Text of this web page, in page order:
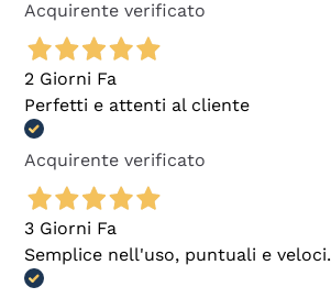
Acquirente verificato
2 Giorni Fa
Perfetti e attenti al cliente
Acquirente verificato
3 Giorni Fa
Semplice nell'uso, puntuali e veloci.